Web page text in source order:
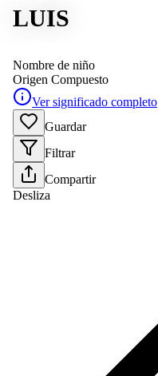
LUIS
Nombre de niño
Origen Compuesto
Ver significado completo
Guardar
Filtrar
Compartir
Desliza